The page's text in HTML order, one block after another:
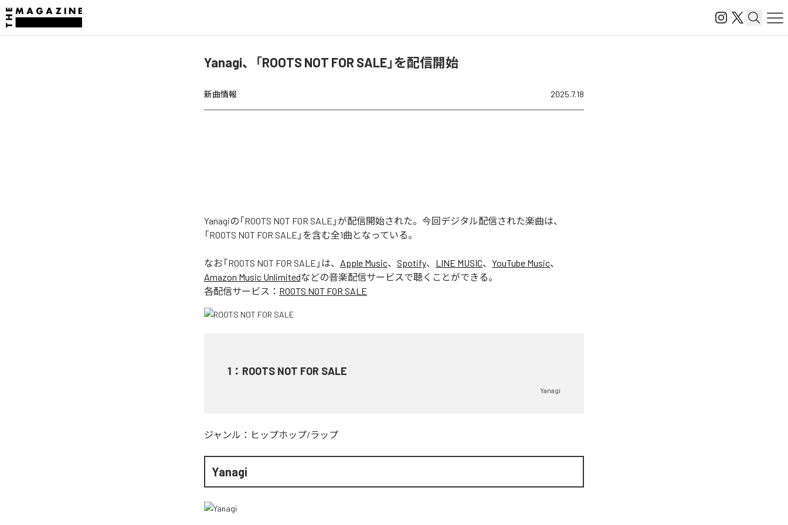
Yanagi、「ROOTS NOT FOR SALE」を配信開始
新曲情報 2025.7.18
Yanagiの「ROOTS NOT FOR SALE」が配信開始された。今回デジタル配信された楽曲は、
「ROOTS NOT FOR SALE」を含む全1曲となっている。
なお「ROOTS NOT FOR SALE 」は、 Apple Music、 Spotify、 LINE MUSIC、 YouTube Music、
Amazon Music Unlimitedなどの音楽配信サービスで聴くことができる。
各配信サービス： ROOTS NOT FOR SALE
1 ： ROOTS NOT FOR SALE
Yanagi
ジャンル： ヒップホップ/ラップ
Yanagi